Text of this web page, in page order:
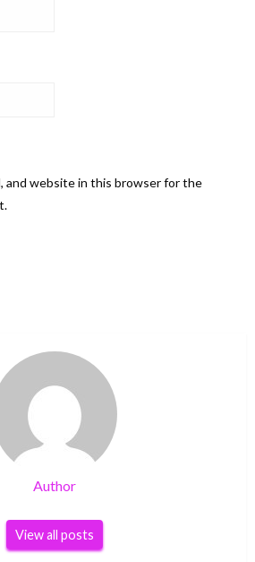
and website in this browser for the
Author
View all posts